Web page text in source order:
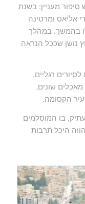
מעניין: בשנת
אליאס ומרטינה
בהמשך. במהלך
נושן שככל הנראה
רגליים.
שונים,
הקסומה.
בו המוסלמים
היכל תרבות